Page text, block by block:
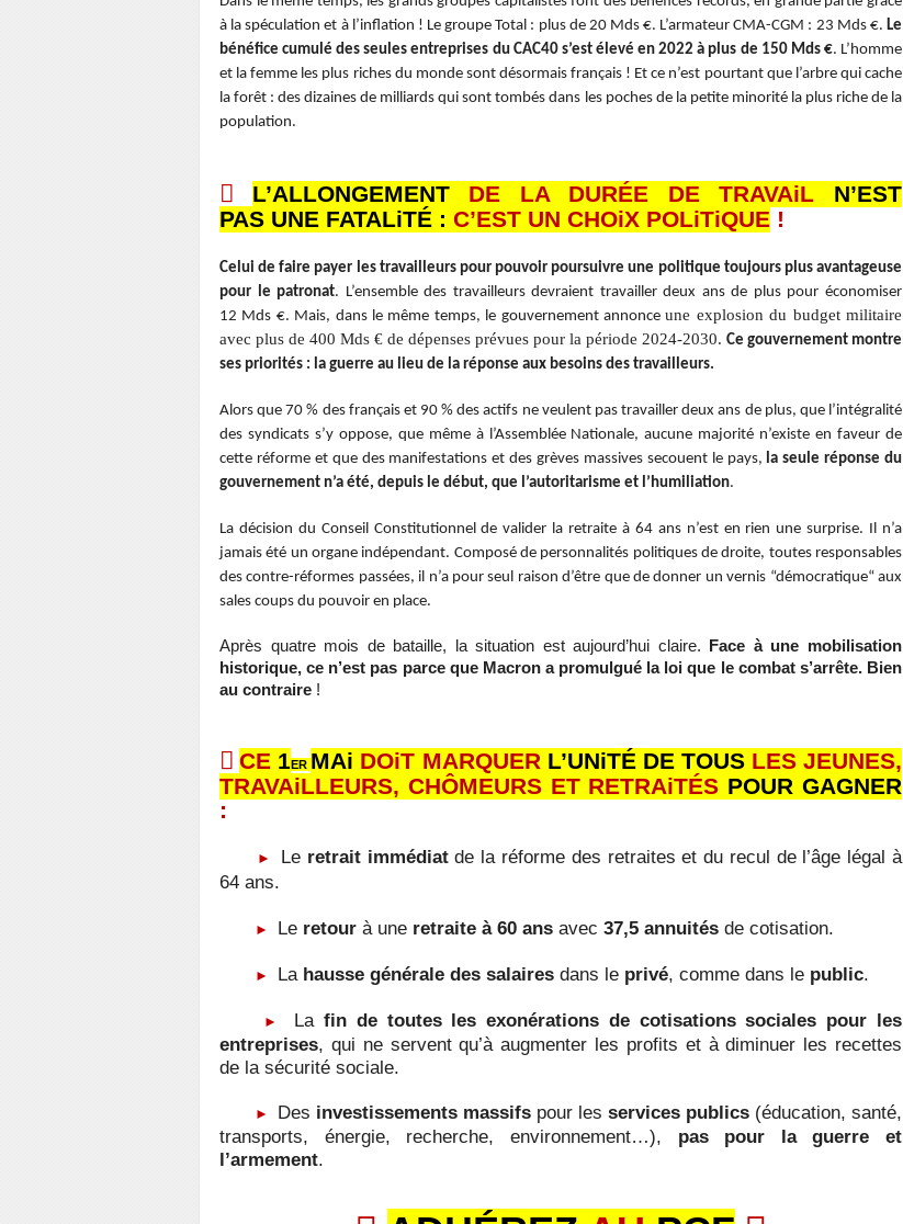
à la spéculation et à l’inflation ! Le groupe Total : plus de 20 Mds €. L’armateur CMA-CGM : 23 Mds €. Le
bénéficecumulé des seules entreprises du CAC40 s’est élevé en 2022 à plus de 150 Mds €. L’homme
et la femme les plus riches du monde sont désormais français ! Et ce n’est pourtant que l’arbre qui cache
la forêt : des dizaines de milliards qui sont tombés dans les poches de la petite minorité la plus riche de la
population.
 L’ALLONGEMENT DE LA DURÉE DE TRAVAiL N’EST
PAS UNE FATALiTÉ : C’EST UN CHOiX POLiTiQUE !
Celui de faire payer les travailleurs pour pouvoir poursuivre une politique toujours plus avantageuse
pour le patronat. L’ensemble des travailleurs devraient travailler deux ans de plus pour économiser
12 Mds €. Mais, dans le même temps, le gouvernement annonceune explosion du budget militaire
avec plus de 400 Mds € de dépenses prévues pour la période 2024-2030. Ce gouvernement montre
ses priorités : la guerre au lieu de la réponse aux besoins des travailleurs.
Alors que 70 % des français et 90 % des actifs ne veulent pas travailler deux ans de plus, que l’intégralité
des syndicats s’y oppose, que même à l’Assemblée Nationale, aucune majorité n’existe en faveur de
cette réforme et que des manifestations et des grèves massives secouent le pays, la seule réponse du
gouvernement n’a été, depuis le début, que l’autoritarisme et l’humiliation.
La décision du Conseil Constitutionnel de valider la retraite à 64 ans n’est en rien une surprise. Il n’a
jamais été un organe indépendant. Composé de personnalités politiques de droite, toutes responsables
des contre-réformes passées, il n’a pour seul raison d’être que de donner un vernis “démocratique“ aux
sales coups du pouvoir en place.
Après quatre mois de bataille, la situation est aujourd’hui claire.
Face à une mobilisation
historique, ce n’est pas parce que Macron a promulgué la loi que le combat s’arrête. Bien
au contraire !
 CE 1ER MAi DOiT MARQUER L’UNiTÉ DE TOUS LES JEUNES,
TRAVAiLLEURS, CHÔMEURS ET RETRAiTÉS POUR GAGNER
:
► Le retrait immédiatde la réforme des retraites et du recul de l’âge légal à
64 ans.
► Le retour à une retraite à 60 ans avec 37,5 annuités de cotisation.
► La hausse générale des salaires dans le privé, comme dans le public.
► La fin de toutes les exonérations de cotisations sociales pour les
entreprises, qui neservent qu’à augmenter les profits et à diminuer les recettes
de la sécurité sociale.
► Des investissements massifs pour les services publics (éducation, santé,
transports, énergie, recherche, environnement…), pas pour la guerre et
l’armement.